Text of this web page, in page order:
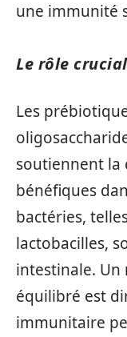
une immunité
Le rôle
Les
soutiennent la
bénéfiques
bactéries,
lactobacilles,
intestinale.
équilibré est
immunitaire